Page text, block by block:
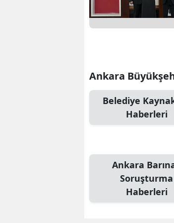
Ankara
Belediye
Haberleri
Ankara
Soruşturma
Haberleri